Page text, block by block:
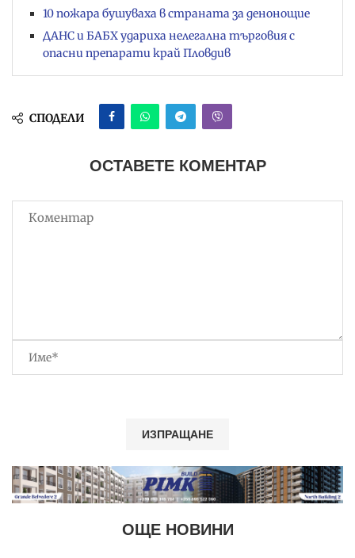
10 пожара бушуваха в страната за денонощие
ДАНС и БАБХ удариха нелегална търговия с
опасни препарати край Пловдив
СПОДЕЛИ
ОСТАВЕТЕ КОМЕНТАР
ОЩЕ НОВИНИ